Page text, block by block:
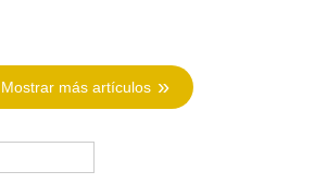
Mostrar más artículos